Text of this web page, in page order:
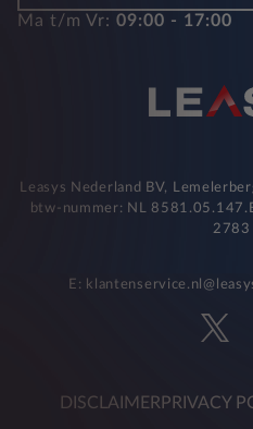
Ma t/m Vr: 09:00 - 17:00
Leasys Nederland BV,
btw-nummer: NL
2783
E:
DISCLAIMER PRIVACY